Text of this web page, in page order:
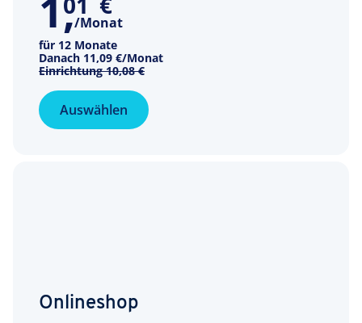
/Monat
für 12 Monate
Danach 11,09 €/Monat
Einrichtung 10,08 €
Auswählen
Onlineshop